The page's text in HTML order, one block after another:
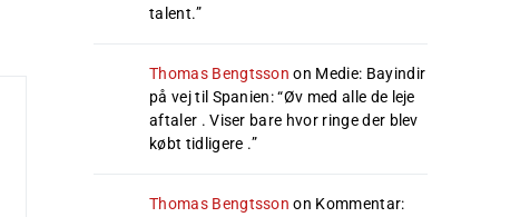
talent.”
Thomas Bengtsson on Medie: Bayindir
på vej til Spanien: “Øv med alle de leje
aftaler . Viser bare hvor ringe der blev
købt tidligere .”
Thomas Bengtsson on Kommentar: